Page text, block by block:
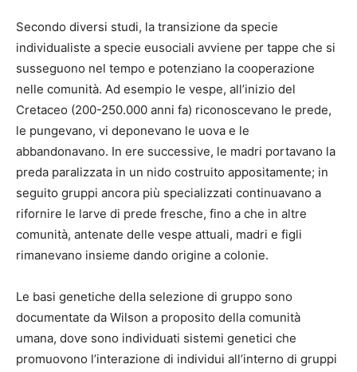
Secondo diversi studi, la transizione da specie
individualiste a specie eusociali avviene per tappe che si
susseguono nel tempo e potenziano la cooperazione
nelle comunità. Ad esempio le vespe, all’inizio del
Cretaceo (200-250.000 anni fa) riconoscevano le prede,
le pungevano, vi deponevano le uova e le
abbandonavano. In ere successive, le madri portavano la
preda paralizzata in un nido costruito appositamente; in
seguito gruppi ancora più specializzati continuavano a
rifornire le larve di prede fresche, fino a che in altre
comunità, antenate delle vespe attuali, madri e figli
rimanevano insieme dando origine a colonie.
Le basi genetiche della selezione di gruppo sono
documentate da Wilson a proposito della comunità
umana, dove sono individuati sistemi genetici che
promuovono l’interazione di individui all’interno di gruppi